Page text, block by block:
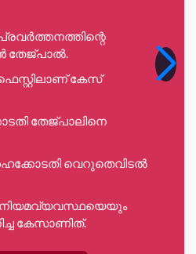
തേജ്പാൽ.
കേസ്
തേജ്പാലിനെ
വെറുതെവിടൽ
നിയമവ്യവസ്ഥയെയും
കേസാണിത്.